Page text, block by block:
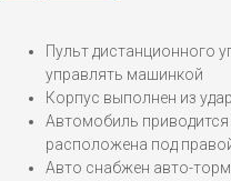
Пульт дистанционного
управлять машинкой
Корпус выполнен из
Автомобиль
расположена под
Авто снабжен авто-